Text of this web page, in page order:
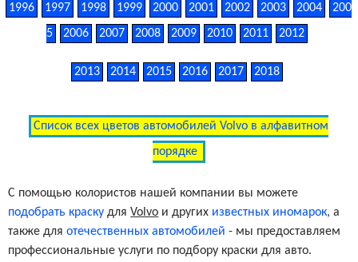
Liquid Blue Effect 721
1996 1997 1998 1999 2000 2001 2002 2003 2004
200
5
2006 2007 2008 2009 2010 2011 2012
2013 2014 2015 2016 2017 2018
Список всех цветов автомобилей Volvo в алфавитном
порядке
С помощью колористов нашей компании вы можете
подобрать краску дляVolvo и других известных иномарок, а
также дляотечественных автомобилей - мы предоставляем
профессиональные услуги по подбору краски для авто.